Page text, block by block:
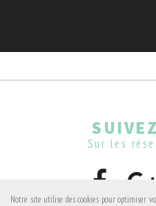
Sur les
Notre site utilise des cookies pour optimiser